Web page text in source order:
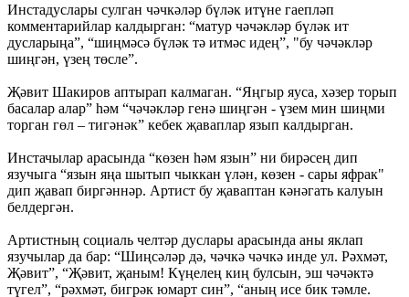
Инстадуслары сулган чәчкәләр бүләк итүне гаепләп
комментарийлар калдырган: “матур чәчәкләр бүләк ит
дусларыңа”, “шиңмәсә бүләк тә итмәс идең”, "бу чәчәкләр
шиңгән, үзең төсле”.
Җәвит Шакиров аптырап калмаган. “Яңгыр яуса, хәзер торып
басалар алар” һәм “чәчәкләр генә шиңгән - үзем мин шиңми
торган гөл – тигәнәк” кебек җаваплар язып калдырган.
Инстачылар арасында “көзен һәм язын” ни бирәсең дип
язучыга “язын яңа шытып чыккан үлән, көзен - сары яфрак"
дип җавап биргәннәр. Артист бу җаваптан кәнәгать калуын
белдергән.
Артистның социаль челтәр дуслары арасында аны яклап
язучылар да бар: “Шиңсәләр дә, чәчкә чәчкә инде ул. Рәхмәт,
Җәвит”, “Җәвит, җаным! Күңелең киң булсын, эш чәчәктә
түгел”, “рәхмәт, бигрәк юмарт син”, “аның исе бик тәмле.